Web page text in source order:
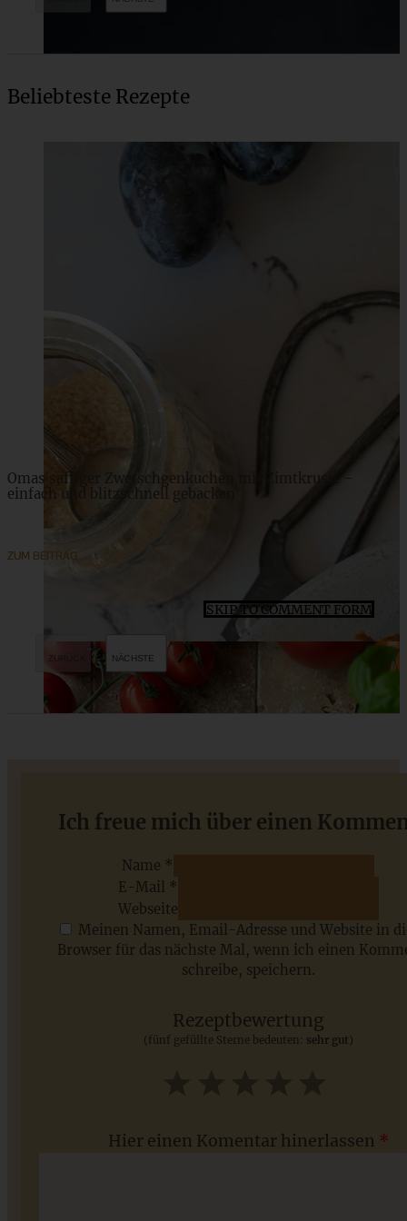
Chocolate Chip Bananenkuchen
Schokoladenkuchen mit Zucchini und Walnuss
Beliebteste Rezepte
Omas saftiger Zwetschgenkuchen mit Zimtkruste -
einfach und blitzschnell gebacken
ZUM BEITRAG
Saisonale Rezepte im Juli - meine 7 sommerlichen
SKIP TO COMMENT FORM
Ich freue mich über einen
Name *
E-Mail *
Webseite
Meinen Namen, Email-Adresse und Website in
Browser für das nächste Mal, wenn ich einen
schreibe, speichern.
Rezeptbewertung
(fünf gefüllte Sterne bedeuten: sehr gut )
Hier einen Komentar hinerlassen *